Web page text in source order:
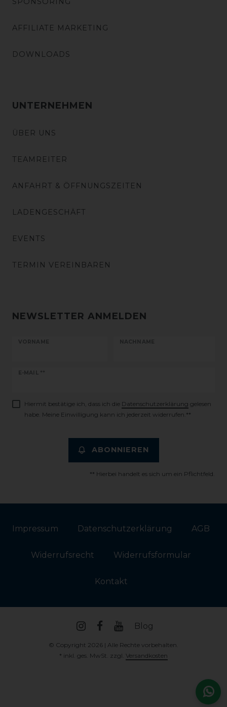
AFFILIATE MARKETING
DOWNLOADS
UNTERNEHMEN
ÜBER UNS
TEAMREITER
ANFAHRT & ÖFFNUNGSZEITEN
LADENGESCHÄFT
EVENTS
TERMIN VEREINBAREN
NEWSLETTER ANMELDEN
VORNAME NACHNAME
E-MAIL **
Newsletter
Hiermit bestätige ich, dass ich die Daten­schutz­erklärung gelesen
habe. Meine Einwilligung kann ich jederzeit widerrufen.**
ABONNIEREN
** Hierbei handelt es sich um ein Pflichtfeld.
Impressum Daten­schutz­erklärung AGB
Widerrufs­recht Widerrufs­formular
Kontakt
Blog
© Copyright 2026 | Alle Rechte vorbehalten.
* inkl. ges. MwSt. zzgl. Versandkosten